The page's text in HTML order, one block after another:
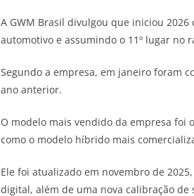
a
s
A
p
p
l
r
a
m
c
o
o
k
i
e
r
p
i
n
k
A GWM Brasil divulgou que iniciou
automotivo e assumindo o 11º lugar no
Segundo a empresa, em janeiro foram
ano anterior.
O modelo mais vendido da empresa foi
como o modelo híbrido mais
Ele foi atualizado em novembro de
digital, além de uma nova calibração